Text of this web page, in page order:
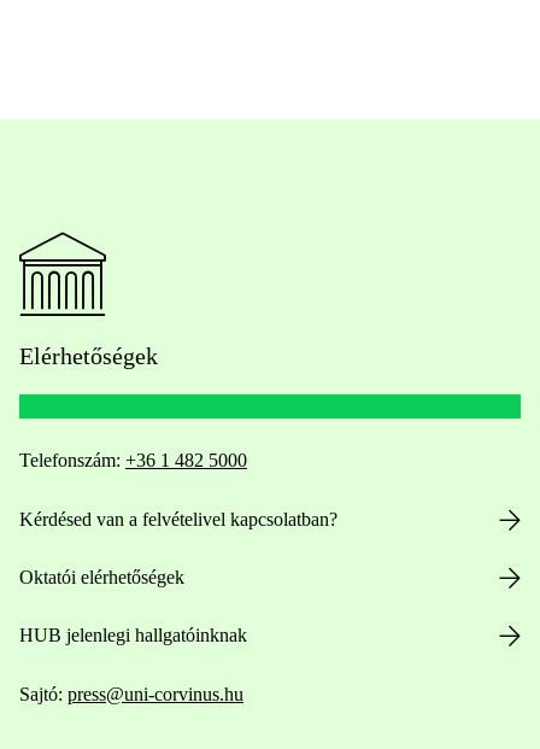
Elérhetőségek
Telefonszám: +36 1 482 5000
Kérdésed van a felvételivel kapcsolatban?
Oktatói elérhetőségek
HUB jelenlegi hallgatóinknak
Sajtó: press@uni-corvinus.hu